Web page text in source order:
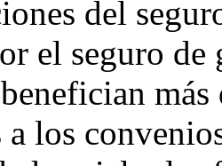
del
el seguro de
a los